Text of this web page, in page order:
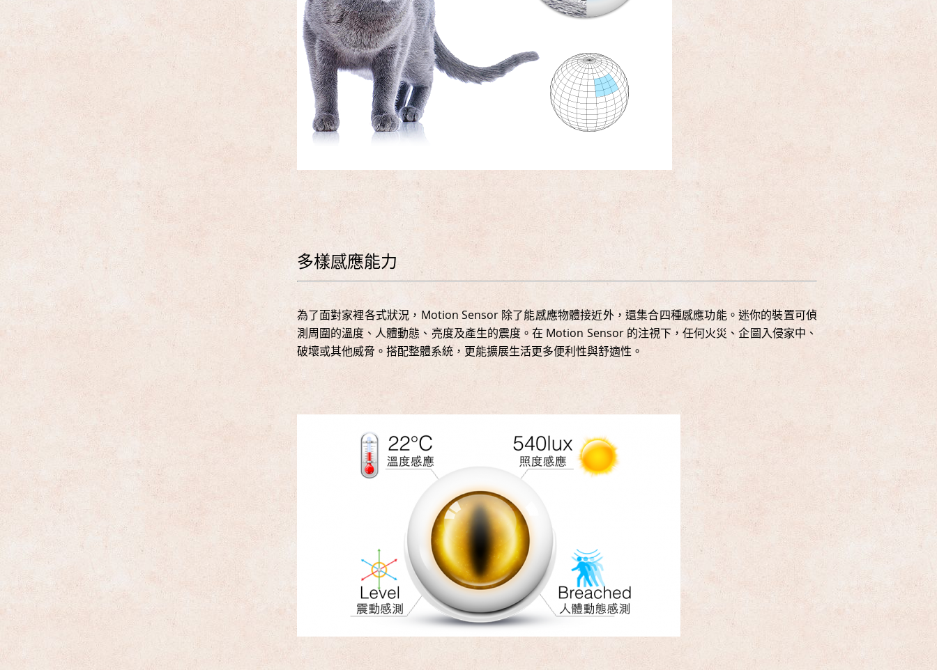
多樣感應能力
為了面對家裡各式狀況，Motion Sensor 除了能感應物體接近外，還集合四種感應功能。迷你的裝置可偵
測周圍的溫度、人體動態、亮度及產生的震度。在 Motion Sensor 的注視下，任何火災、企圖入侵家中、
破壞或其他威脅。搭配整體系統，更能擴展生活更多便利性與舒適性。